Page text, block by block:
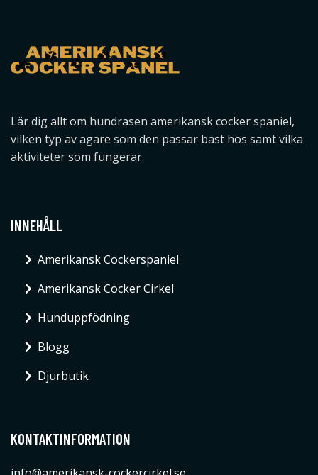
Lär dig allt om hundrasen amerikansk cocker spaniel,
vilken typ av ägare som den passar bäst hos samt vilka
aktiviteter som fungerar.
INNEHÅLL
Amerikansk Cockerspaniel
Amerikansk Cocker Cirkel
Hunduppfödning
Blogg
Djurbutik
KONTAKTINFORMATION